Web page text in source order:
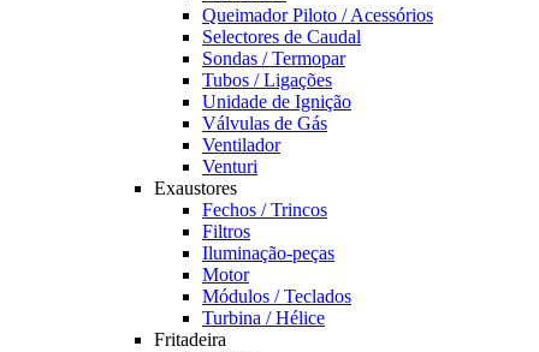
Queimador Piloto / Acessórios
Selectores de Caudal
Sondas / Termopar
Tubos / Ligações
Unidade de Ignição
Válvulas de Gás
Ventilador
Venturi
Exaustores
Fechos / Trincos
Filtros
Iluminação-peças
Motor
Módulos / Teclados
Turbina / Hélice
Fritadeira